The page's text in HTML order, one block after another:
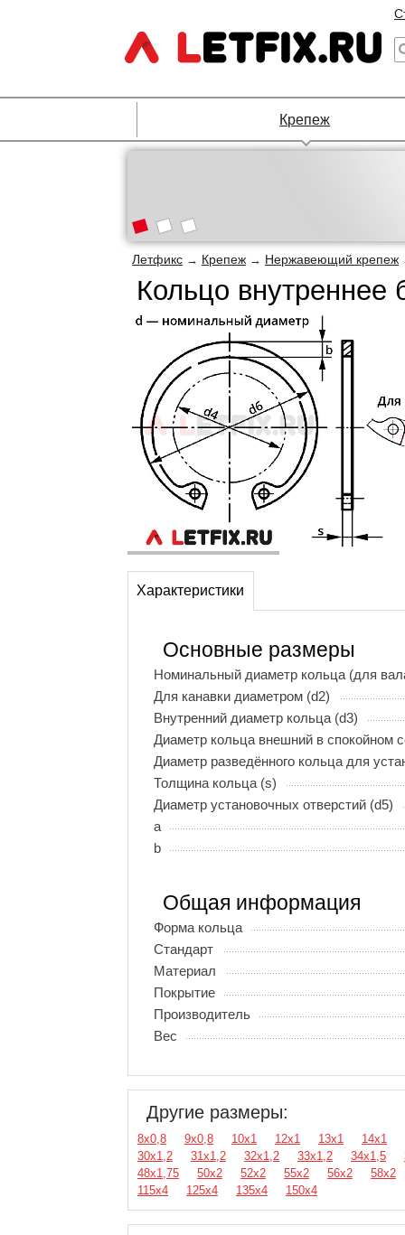
Крепеж
Летфикс → Крепеж → Нержавеющий крепеж
Кольцо
Характеристики
Основные размеры
Номинальный диаметр кольца (для
Для канавки диаметром (d2)
Внутренний диаметр кольца (d3)
Диаметр кольца внешний в спокойном
Диаметр разведённого кольца для
Толщина кольца (s)
Диаметр установочных отверстий (d5)
a
b
Общая информация
Форма кольца
Стандарт
Материал
Покрытие
Производитель
Вес
Другие размеры:
8х0,8 9х0,8 10х1 12х1 13х1
14х1
30х1,2
31х1,2 32х1,2 33х1,2 34х1,5
48х1,75
50х2 52х2 55х2 56х2
58х2
115х4
125х4 135х4 150х4